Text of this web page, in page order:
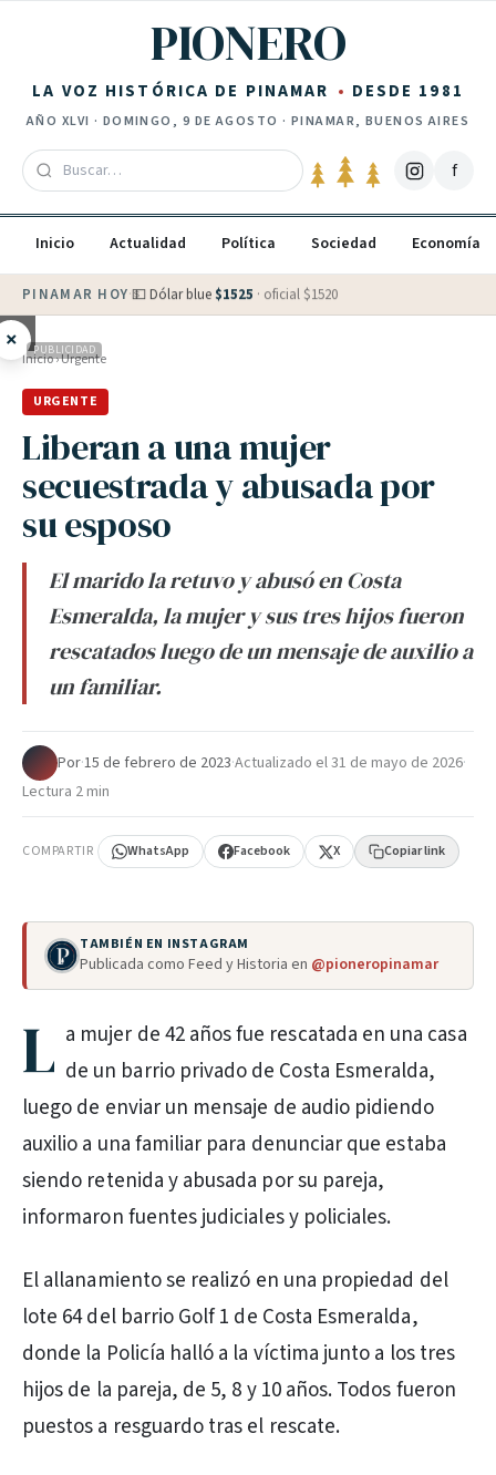
PIONERO
LA VOZ HISTÓRICA DE PINAMAR DESDE 1981
AÑO XLVI · DOMINGO, 9 DE AGOSTO · PINAMAR, BUENOS AIRES
f
Inicio Actualidad Política Sociedad Economía
PINAMAR HOY·💵 Dólar blue $1525 · oficial $1520
× PUBLICIDAD
Inicio›Urgente
URGENTE
Liberan a una mujer
secuestrada y abusada por
su esposo
El marido la retuvo y abusó en Costa
Esmeralda, la mujer y sus tres hijos fueron
rescatados luego de un mensaje de auxilio a
un familiar.
Por·15 de febrero de 2023·Actualizado el31 de mayo de 2026·
Lectura 2 min
COMPARTIR WhatsApp Facebook X Copiar link
TAMBIÉN EN INSTAGRAM
Publicada como Feed y Historia en @pioneropinamar
L a mujer de 42 años fue rescatada en una casa
de un barrio privado de Costa Esmeralda,
luego de enviar un mensaje de audio pidiendo
auxilio a una familiar para denunciar que estaba
siendo retenida y abusada por su pareja,
informaron fuentes judiciales y policiales.
El allanamiento se realizó en una propiedad del
lote 64 del barrio Golf 1 de Costa Esmeralda,
donde la Policía halló a la víctima junto a los tres
hijos de la pareja, de 5, 8 y 10 años. Todos fueron
puestos a resguardo tras el rescate.